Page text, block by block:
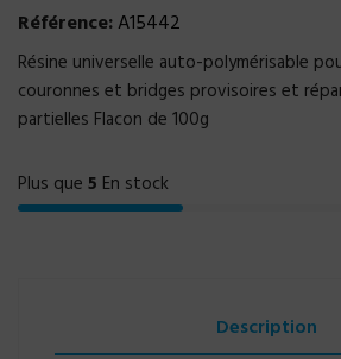
Référence:A15442
Résine universelle auto-polymérisable
couronnes et bridges provisoires et
partielles Flacon de 100g
Plus que 5 En stock
Description